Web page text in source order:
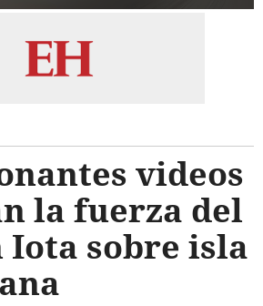
videos
la fuerza del
Iota sobre isla